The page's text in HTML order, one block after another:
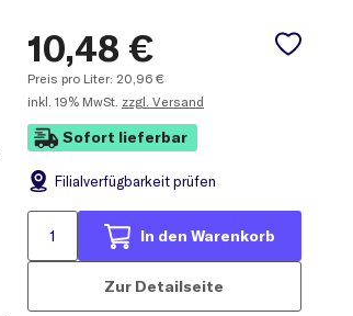
10,48 €
Preis pro Liter: 20,96€
inkl. 19% MwSt. zzgl. Versand
Sofort lieferbar
Filialverfügbarkeit prüfen
In den Warenkorb
Zur Detailseite